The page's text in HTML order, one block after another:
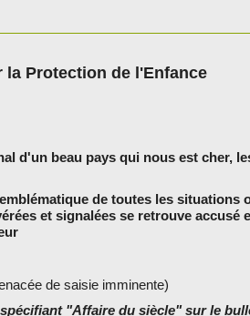
Protection de l'Enfance
d'un beau pays qui nous est cher,
de toutes les situations
et signalées se retrouve accusé
de saisie imminente)
"Affaire du siècle" sur le